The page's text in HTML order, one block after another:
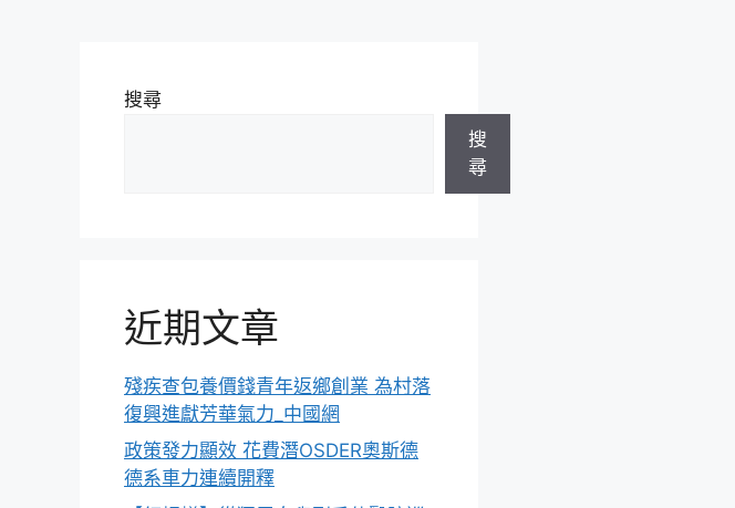
搜尋
搜
尋
近期文章
殘疾查包養價錢青年返鄉創業 為村落
復興進獻芳華氣力_中國網
政策發力顯效 花費潛OSDER奧斯德
德系車力連續開釋